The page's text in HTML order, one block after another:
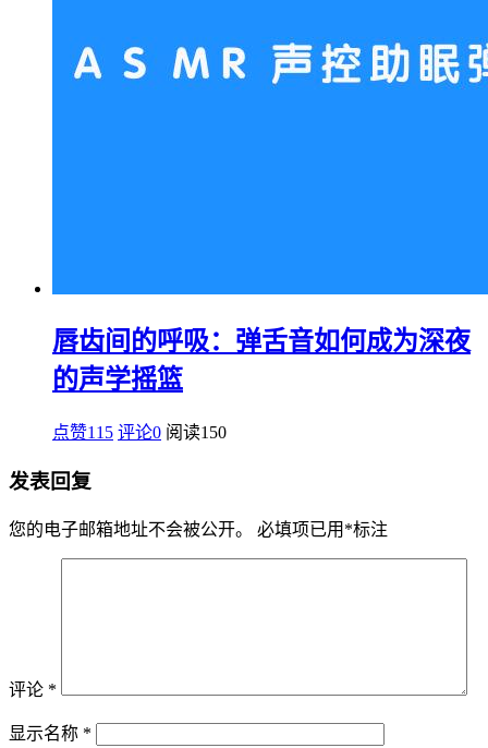
唇齿间的呼吸：弹舌音如何成为深夜
的声学摇篮
点赞115 评论0 阅读150
发表回复
您的电子邮箱地址不会被公开。 必填项已用 *标注
评论 *
显示名称 *